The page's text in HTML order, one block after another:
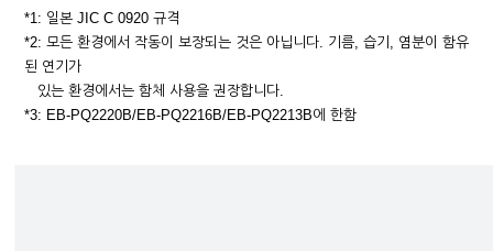
*1: 일본 JIC C 0920 규격
*2: 모든 환경에서 작동이 보장되는 것은 아닙니다. 기름, 습기, 염분이 함유
된 연기가
있는 환경에서는 함체 사용을 권장합니다.
*3: EB-PQ2220B/EB-PQ2216B/EB-PQ2213B에 한함